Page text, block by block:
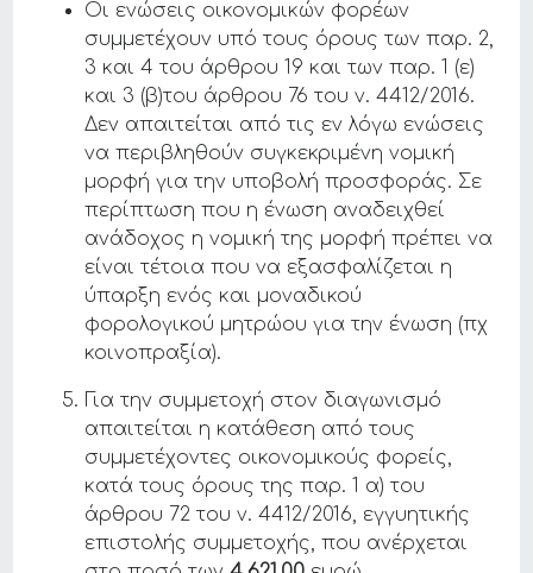
Οι ενώσεις οικονομικών φορέων
συμμετέχουν υπό τους όρους των παρ. 2,
3 και 4 του άρθρου 19 και των παρ. 1 (ε)
και 3 (β)του άρθρου 76 του ν. 4412/2016.
Δεν απαιτείται από τις εν λόγω ενώσεις
να περιβληθούν συγκεκριμένη νομική
μορφή για την υποβολή προσφοράς. Σε
περίπτωση που η ένωση αναδειχθεί
ανάδοχος η νομική της μορφή πρέπει να
είναι τέτοια που να εξασφαλίζεται η
ύπαρξη ενός και μοναδικού
φορολογικού μητρώου για την ένωση (πχ
κοινοπραξία).
Για την συμμετοχή στον διαγωνισμό
απαιτείται η κατάθεση από τους
συμμετέχοντες οικονομικούς φορείς,
κατά τους όρους της παρ. 1 α) του
άρθρου 72 του ν. 4412/2016, εγγυητικής
επιστολής συμμετοχής, που ανέρχεται